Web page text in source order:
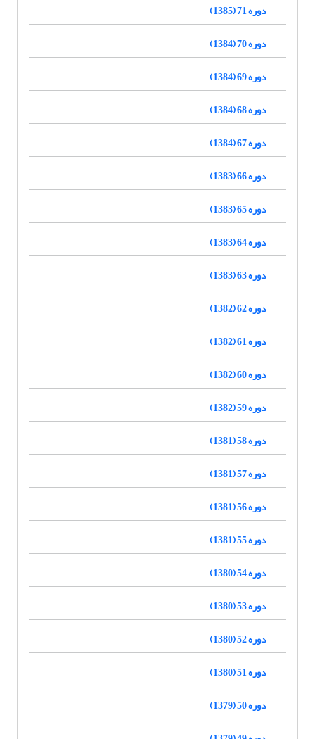
دوره 71 (1385)
دوره 70 (1384)
دوره 69 (1384)
دوره 68 (1384)
دوره 67 (1384)
دوره 66 (1383)
دوره 65 (1383)
دوره 64 (1383)
دوره 63 (1383)
دوره 62 (1382)
دوره 61 (1382)
دوره 60 (1382)
دوره 59 (1382)
دوره 58 (1381)
دوره 57 (1381)
دوره 56 (1381)
دوره 55 (1381)
دوره 54 (1380)
دوره 53 (1380)
دوره 52 (1380)
دوره 51 (1380)
دوره 50 (1379)